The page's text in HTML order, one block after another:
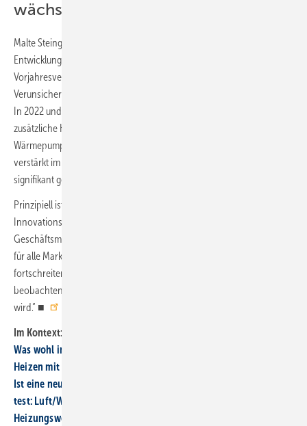
wächst“
Malte Steingrube, einer der DAA-Geschäftsführer, schätzt die aktuelle
Entwicklung so ein: „In Summe stellte sich die Marktlage in Q3-2023 im
Vorjahresvergleich relativ angespannt dar. Es herrscht spürbare
Verunsicherung auf Seiten der Nachfrage, aber auch auf Anbieterseite.
In 2022 und 2023, u. a. politisch induzierte, erwartungsvoll aufgebaute
zusätzliche Kapazität, vor allem in den Märkten Photovoltaik und
Wärmepumpe, läuft aktuell zum Teil ins Leere. Unternehmen stehen so
verstärkt im Wettbewerb. Daraus resultierend sind die Cost per Order
signifikant gestiegen, der Druck auf viele Unternehmen wächst.
Prinzipiell ist zwar eine Abkühlung des Marktes, aber auch ein
Innovationsschub bei Technologien, Prozessen und
Geschäftsmodellen zu beobachten. 2024 wird ein spannendes Jahr
für alle Marktteilnehmer. Als DAA sind wir davon überzeugt, dass der
fortschreitende Ausbau der Erneuerbaren auch durch die kürzlich zu
beobachtenden negativen externen Effekte nicht aufzuhalten sein
wird.“ ■
Im Kontext:
Was wohl im Jahr 2029 beim EE-Hochlauf passiert?
Heizen mit Wasserstoff: „Erwartet inzwischen niemand mehr“
Ist eine neue Wärmepumpe günstiger als eine Gas-Heizung?
test: Luft/Wasser-Wärmepumpen sind technisch ausgereift
Heizungswende: Wärmepumpen bieten ganz andere